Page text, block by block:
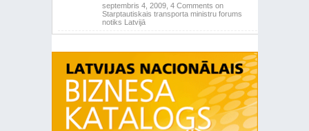
septembris 4, 2009, 4 Comments on
Starptautiskais transporta ministru forums
notiks Latvijā